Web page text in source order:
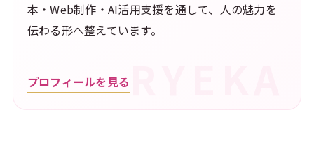
本・Web制作・AI活用支援を通して、人の魅力を
伝わる形へ整えています。
プロフィールを見る